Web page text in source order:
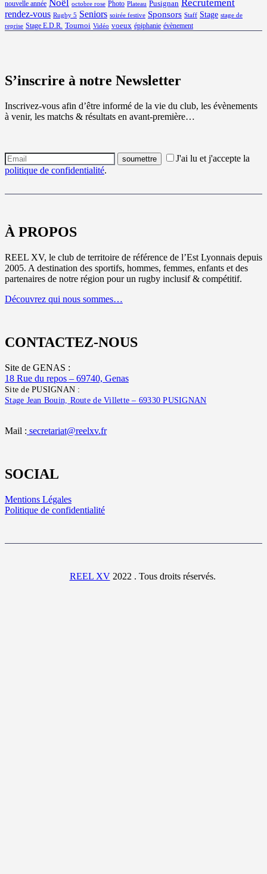
nouvelle année Noël octobre rose Photo Plateau Pusignan Recrutement
rendez-vous Rugby 5 Seniors soirée festive Sponsors Staff Stage stage de
reprise Stage E.D.R. Tournoi Vidéo voeux épiphanie évènement
S’inscrire à notre Newsletter
Inscrivez-vous afin d’être informé de la vie du club, les évènements
à venir, les matchs & résultats en avant-première…
J'ai lu et j'accepte la
politique de confidentialité.
À PROPOS
REEL XV, le club de territoire de référence de l’Est Lyonnais depuis
2005. A destination des sportifs, hommes, femmes, enfants et des
partenaires de notre région pour un rugby inclusif & compétitif.
Découvrez qui nous sommes…
CONTACTEZ-NOUS
Site de GENAS :
18 Rue du repos – 69740, Genas
Site de PUSIGNAN :
Stage Jean Bouin, Route de Villette – 69330 PUSIGNAN
Mail : secretariat@reelxv.fr
SOCIAL
Mentions Légales
Politique de confidentialité
REEL XV2022 . Tous droits réservés.